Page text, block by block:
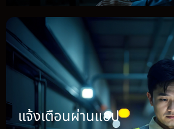
แจ้งเตือนผ่านแอป